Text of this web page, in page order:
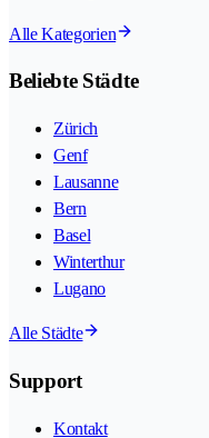
Alle Kategorien
Beliebte Städte
Zürich
Genf
Lausanne
Bern
Basel
Winterthur
Lugano
Alle Städte
Support
Kontakt